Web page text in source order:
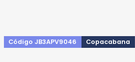
Código JB3APV9046 Copacabana